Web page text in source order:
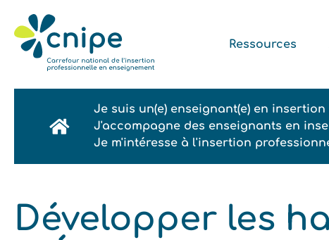
Ressources
Je suis un(e) enseignant(e) en
J'accompagne des enseignants en
Je m'intéresse à l'insertion
Développer les